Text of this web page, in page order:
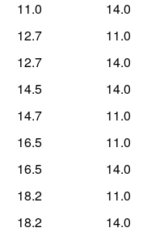
11.0
14.0
12.7
11.0
12.7
14.0
14.5
14.0
14.7
11.0
16.5
11.0
16.5
14.0
18.2
11.0
18.2
14.0